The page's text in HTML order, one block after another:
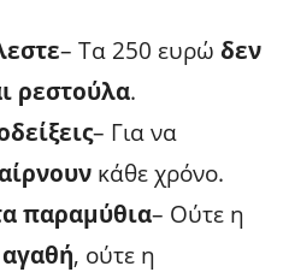
– Τα 250 ευρώ δεν
ρεστούλα.
– Για να
κάθε χρόνο.
παραμύθια– Ούτε η
αγαθή, ούτε η